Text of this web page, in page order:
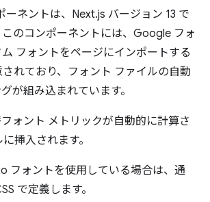
ーネントは、Next.js バージョン 13 で
のコンポーネントには、Google フォ
フォントをページにインポートする
れており、フォント ファイルの自動
が組み込まれています。
ォント メトリックが自動的に計算さ
挿入されます。
フォントを使用している場合は、通
で定義します。